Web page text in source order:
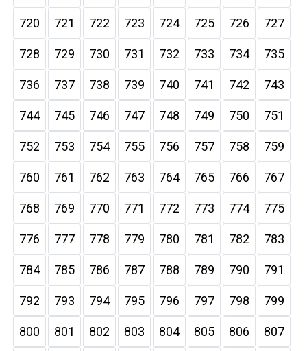
720 721 722 723 724 725 726 727
728 729 730 731 732 733 734 735
736 737 738 739 740 741 742 743
744 745 746 747 748 749 750 751
752 753 754 755 756 757 758 759
760 761 762 763 764 765 766 767
768 769 770 771 772 773 774 775
776 777 778 779 780 781 782 783
784 785 786 787 788 789 790 791
792 793 794 795 796 797 798 799
800 801 802 803 804 805 806 807